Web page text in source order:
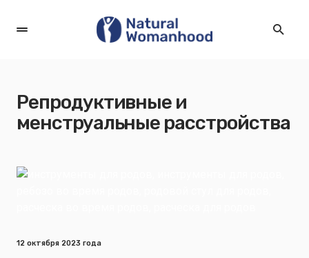
Репродуктивные и
менструальные расстройства
12 октября 2023 года